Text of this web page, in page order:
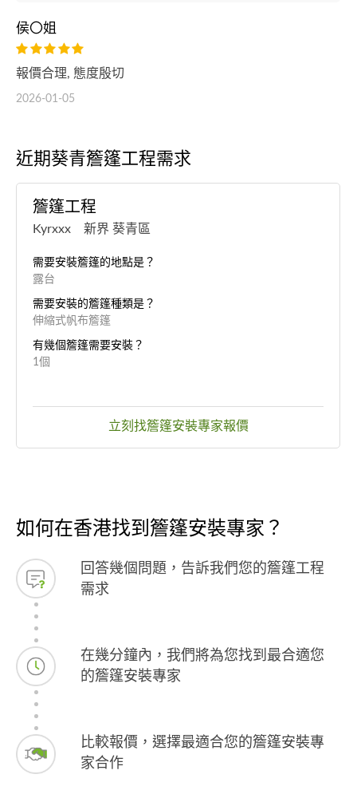
侯〇姐
報價合理, 態度殷切
2026-01-05
近期葵青簷篷工程需求
簷篷工程
Kyrxxx 新界 葵青區
需要安裝簷篷的地點是？
露台
需要安裝的簷篷種類是？
伸縮式帆布簷篷
有幾個簷篷需要安裝？
1個
立刻找簷篷安裝專家報價
如何在香港找到簷篷安裝專家？
回答幾個問題，告訴我們您的簷篷工程
需求
在幾分鐘內，我們將為您找到最合適您
的簷篷安裝專家
比較報價，選擇最適合您的簷篷安裝專
家合作